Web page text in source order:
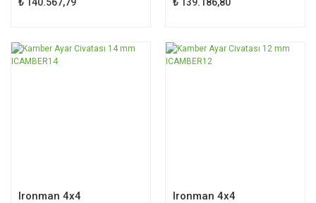
Ironman 4x4 Ironman 4x4